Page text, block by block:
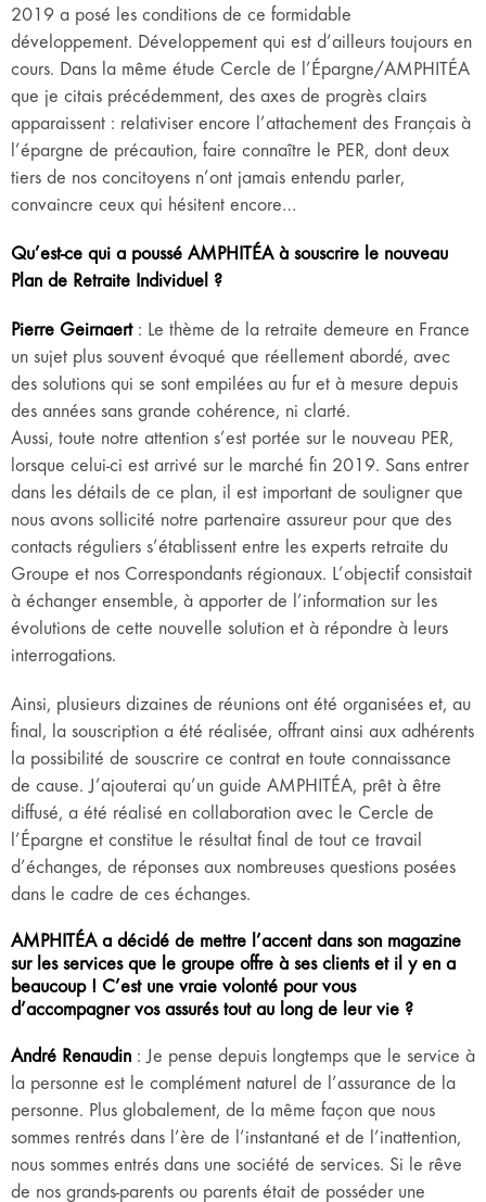
2019 a posé les conditions de ce formidable
développement. Développement qui est d’ailleurs toujours en
cours. Dans la même étude Cercle de l’Épargne/AMPHITÉA
que je citais précédemment, des axes de progrès clairs
apparaissent : relativiser encore l’attachement des Français à
l’épargne de précaution, faire connaître le PER, dont deux
tiers de nos concitoyens n’ont jamais entendu parler,
convaincre ceux qui hésitent encore…
Qu’est-ce qui a poussé AMPHITÉA à souscrire le nouveau
Plan de Retraite Individuel ?
Pierre Geirnaert: Le thème de la retraite demeure en France
un sujet plus souvent évoqué que réellement abordé, avec
des solutions qui se sont empilées au fur et à mesure depuis
des années sans grande cohérence, ni clarté.
Aussi, toute notre attention s’est portée sur le nouveau PER,
lorsque celui-ci est arrivé sur le marché fin 2019. Sans entrer
dans les détails de ce plan, il est important de souligner que
nous avons sollicité notre partenaire assureur pour que des
contacts réguliers s’établissent entre les experts retraite du
Groupe et nos Correspondants régionaux. L’objectif consistait
à échanger ensemble, à apporter de l’information sur les
évolutions de cette nouvelle solution et à répondre à leurs
interrogations.
Ainsi, plusieurs dizaines de réunions ont été organisées et, au
final, la souscription a été réalisée, offrant ainsi aux adhérents
la possibilité de souscrire ce contrat en toute connaissance
de cause. J’ajouterai qu’un guide AMPHITÉA, prêt à être
diffusé, a été réalisé en collaboration avec le Cercle de
l’Épargne et constitue le résultat final de tout ce travail
d’échanges, de réponses aux nombreuses questions posées
dans le cadre de ces échanges.
AMPHITÉA a décidé de mettre l’accent dans son magazine
sur les services que le groupe offre à ses clients et il y en a
beaucoup ! C’est une vraie volonté pour vous
d’accompagner vos assurés tout au long de leur vie ?
André Renaudin : Je pense depuis longtemps que le service à
la personne est le complément naturel de l’assurance de la
personne. Plus globalement, de la même façon que nous
sommes rentrés dans l’ère de l’instantané et de l’inattention,
nous sommes entrés dans une société de services. Si le rêve
de nos grands-parents ou parents était de posséder une